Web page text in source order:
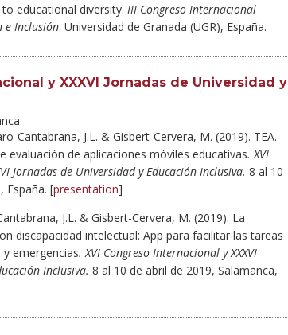
educational diversity. III Congreso Internacional
e Inclusión. Universidad de Granada (UGR), España.
y XXXVI Jornadas de Universidad y
Cantabrana, J.L. & Gisbert-Cervera, M. (2019). TEA.
evaluación de aplicaciones móviles educativas. XVI
Jornadas de Universidad y Educación Inclusiva. 8 al 10
España. [presentation]
J.L. & Gisbert-Cervera, M. (2019). La
discapacidad intelectual: App para facilitar las tareas
emergencias. XVI Congreso Internacional y XXXVI
Inclusiva. 8 al 10 de abril de 2019, Salamanca,